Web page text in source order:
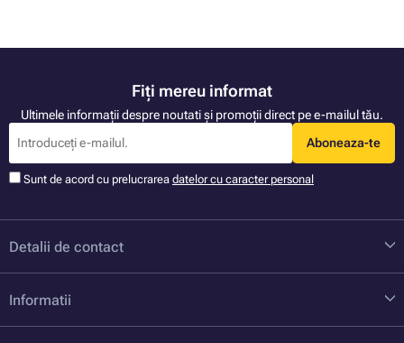
Fiți mereu informat
Ultimele informații despre noutati și promoții direct pe e-mailul tău.
Aboneaza-te
Sunt de acord cu prelucrarea datelor cu caracter personal
Detalii de contact
Informatii